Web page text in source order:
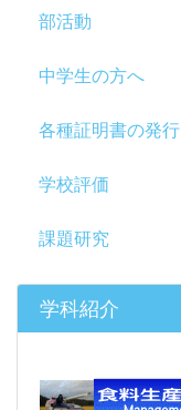
部活動
中学生の方へ
各種証明書の発行
学校評価
課題研究
学科紹介